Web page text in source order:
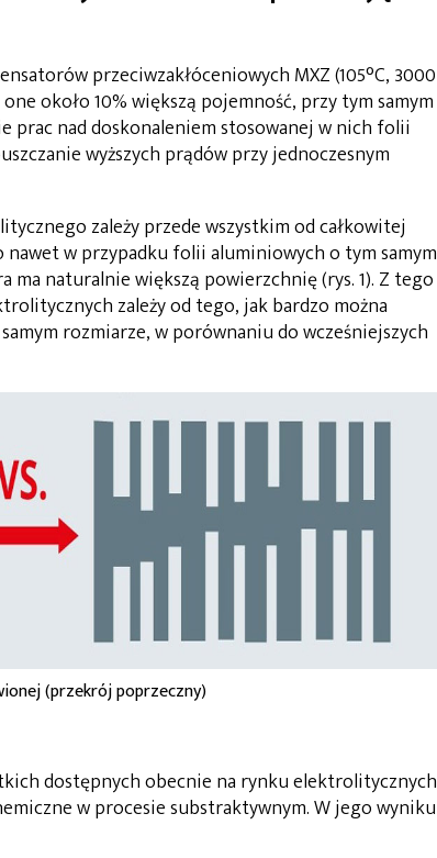
przeciwzakłóceniowych MXZ (105°C, 3000
około 10% większą pojemność, przy tym samym
prac nad doskonaleniem stosowanej w nich folii
wyższych prądów przy jednoczesnym
zależy przede wszystkim od całkowitej
w przypadku folii aluminiowych o tym samym
naturalnie większą powierzchnię (rys. 1). Z tego
zależy od tego, jak bardzo można
rozmiarze, w porównaniu do wcześniejszych
(przekrój poprzeczny)
dostępnych obecnie na rynku elektrolitycznych
w procesie substraktywnym. W jego wyniku